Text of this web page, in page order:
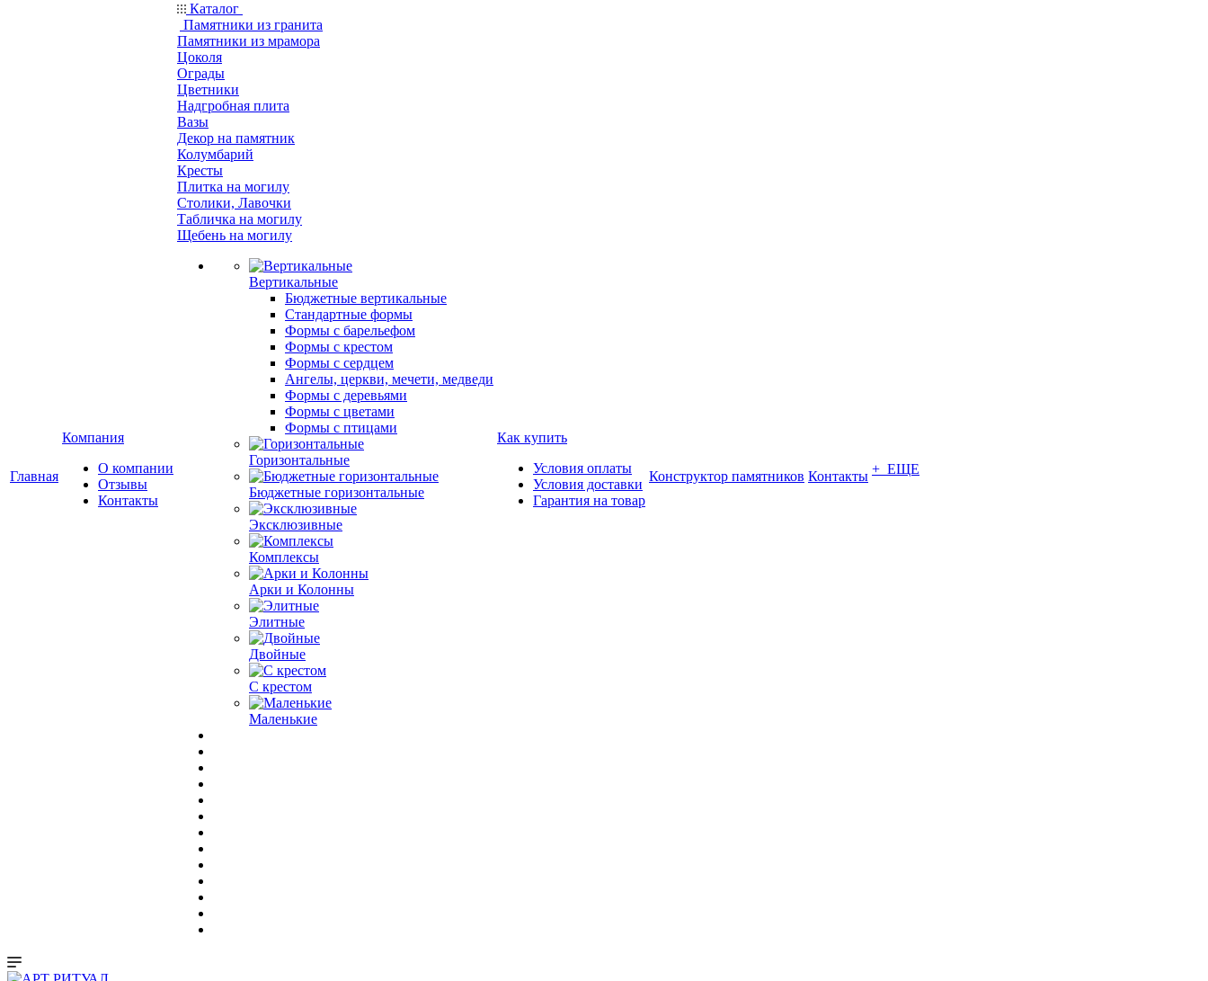
Главная
Компания
О компании
Отзывы
Контакты
Каталог
Памятники из гранита
Памятники из мрамора
Цоколя
Ограды
Цветники
Надгробная плита
Вазы
Декор на памятник
Колумбарий
Кресты
Плитка на могилу
Столики, Лавочки
Табличка на могилу
Щебень на могилу
Вертикальные
Бюджетные вертикальные
Стандартные формы
Формы с барельефом
Формы с крестом
Формы с сердцем
Ангелы, церкви, мечети, медведи
Формы с деревьями
Формы с цветами
Формы с птицами
Горизонтальные
Бюджетные горизонтальные
Эксклюзивные
Комплексы
Арки и Колонны
Элитные
Двойные
С крестом
Маленькие
Как купить
Условия оплаты
Условия доставки
Гарантия на товар
Конструктор памятников Контакты + ЕЩЕ